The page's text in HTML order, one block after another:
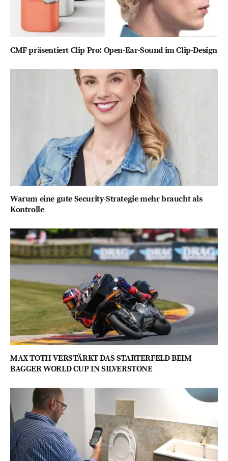
CMF präsentiert Clip Pro: Open-Ear-Sound im Clip-Design
Warum eine gute Security-Strategie mehr braucht als
Kontrolle
MAX TOTH VERSTÄRKT DAS STARTERFELD BEIM
BAGGER WORLD CUP IN SILVERSTONE